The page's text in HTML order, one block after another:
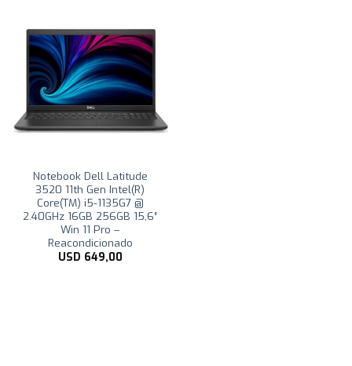
Notebook Dell Latitude
3520 11th Gen Intel(R)
Core(TM) i5-1135G7 @
2.40GHz 16GB 256GB 15,6″
Win 11 Pro –
Reacondicionado
USD 649,00